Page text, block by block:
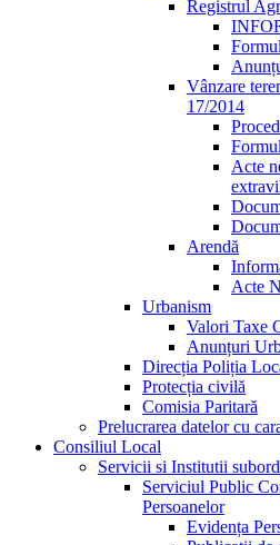
Registrul
Vânzare
17/2014
Acte
Arendă
Acte
Urbanism
Valori Taxe
Anunțuri
Direcția Poliția
Protecția civilă
Comisia Paritară
Prelucrarea datelor cu
Consiliul Local
Servicii si Institutii
Serviciul Public
Persoanelor
Evidența